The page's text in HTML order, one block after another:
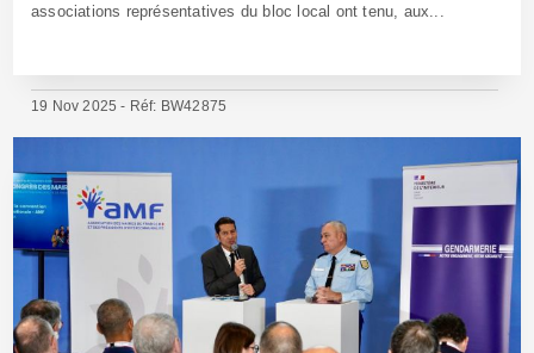
associations représentatives du bloc local ont tenu, aux...
19 Nov 2025 - Réf: BW42875